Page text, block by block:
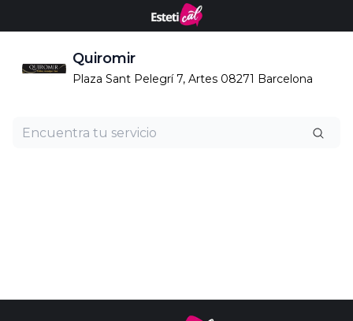
Quiromir
Plaza Sant Pelegrí 7, Artes 08271 Barcelona